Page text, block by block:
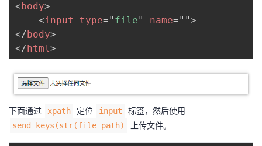
< body>
<input type=" file" name=" ">
</ body>
</ html>
下面通过 xpath 定位 input 标签，然后使用
send_keys(str(file_path) 上传文件。